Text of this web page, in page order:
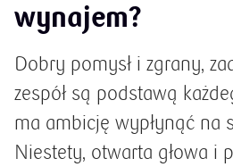
wynajem?
Dobry pomysł i zgrany,
zespół są podstawą
ma ambicję wypłynąć na
Niestety, otwarta głowa i